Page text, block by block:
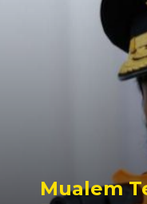
Mualem